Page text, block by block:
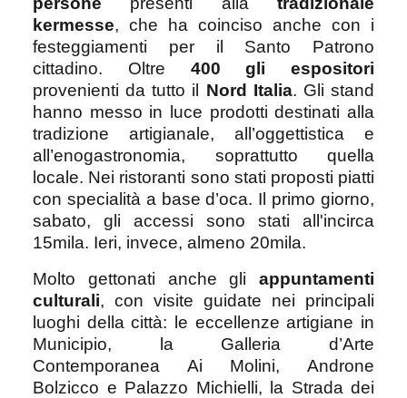
kermesse, che ha coinciso anche con i
festeggiamenti per il Santo Patrono
cittadino. Oltre 400 gli espositori
provenienti da tutto il Nord Italia. Gli stand
hanno messo in luce prodotti destinati alla
tradizione artigianale, all’oggettistica e
all’enogastronomia, soprattutto quella
locale. Nei ristoranti sono stati proposti piatti
con specialità a base d’oca. Il primo giorno,
sabato, gli accessi sono stati all'incirca
15mila. Ieri, invece, almeno 20mila.
Molto gettonati anche gli appuntamenti
culturali, con visite guidate nei principali
luoghi della città: le eccellenze artigiane in
Municipio, la Galleria d’Arte
Contemporanea Ai Molini, Androne
Bolzicco e Palazzo Michielli, la Strada dei